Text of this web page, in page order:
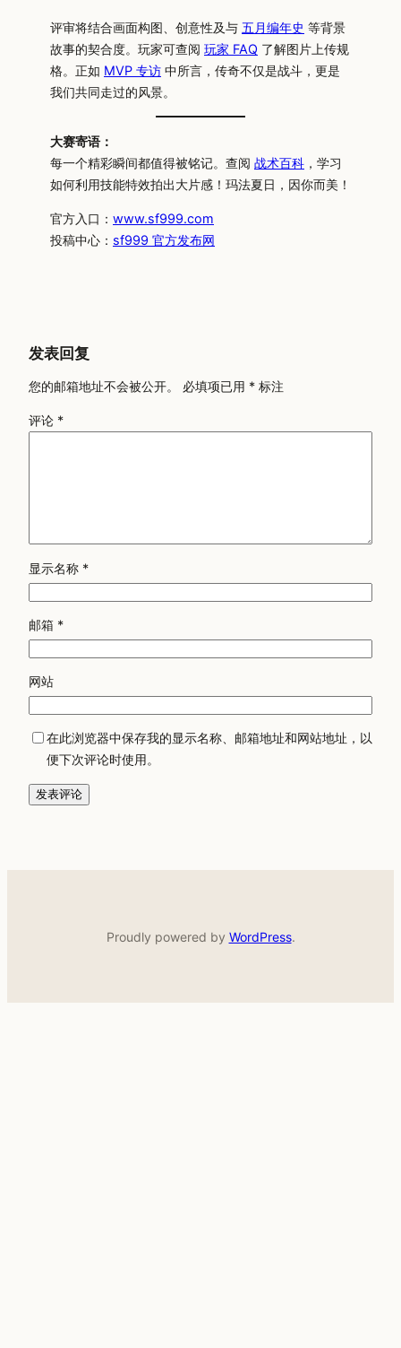
评审将结合画面构图、创意性及与 五月编年史 等背景
故事的契合度。玩家可查阅 玩家 FAQ 了解图片上传规
格。正如 MVP 专访 中所言，传奇不仅是战斗，更是
我们共同走过的风景。
大赛寄语：
每一个精彩瞬间都值得被铭记。查阅 战术百科 ，学习
如何利用技能特效拍出大片感！玛法夏日，因你而美！
官方入口： www.sf999.com
投稿中心： sf999 官方发布网
发表回复
您的邮箱地址不会被公开。 必填项已用 * 标注
评论 *
显示名称 *
邮箱 *
网站
在此浏览器中保存我的显示名称、邮箱地址和网站地址，以
便下次评论时使用。
Proudly powered by WordPress.